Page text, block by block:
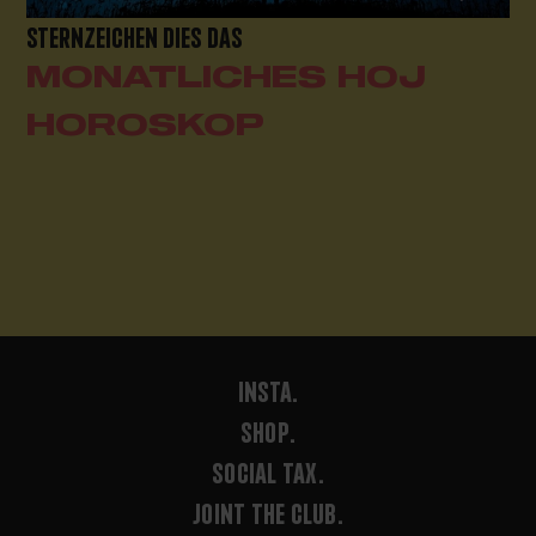
STERNZEICHEN DIES DAS
MONATLICHES HOJ
HOROSKOP
INSTA.
SHOP.
SOCIAL TAX.
JOINT THE CLUB.